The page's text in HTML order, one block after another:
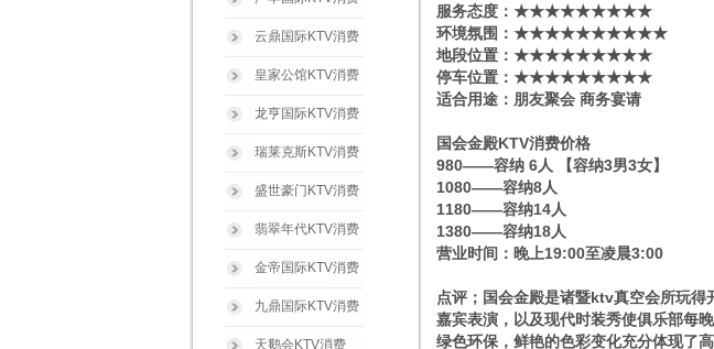
云鼎国际KTV消费
皇家公馆KTV消费
龙亨国际KTV消费
瑞莱克斯KTV消费
盛世豪门KTV消费
翡翠年代KTV消费
金帝国际KTV消费
九鼎国际KTV消费
天鹅会KTV消费
服务态度：★★★★★★★★★
环境氛围：★★★★★★★★★★
地段位置：★★★★★★★★★
停车位置：★★★★★★★★★
适合用途：朋友聚会 商务宴请
国会金殿KTV消费价格
980——容纳 6人 【容纳3男3女】
1080——容纳8人
1180——容纳14人
1380——容纳18人
营业时间：晚上19:00至凌晨3:00
点评；国会金殿是诸暨ktv真空会所玩
嘉宾表演，以及现代时装秀使俱乐部每
绿色环保，鲜艳的色彩变化充分体现了